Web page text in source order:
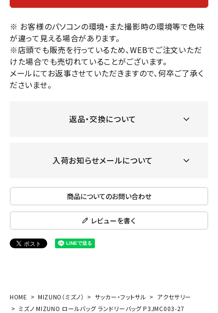
※ お客様のパソコンの環境・また撮影時の環境等で色味
が違って見える場合があります。
※店頭でも販売を行っているため、WEBでご注文いただ
けた場合でも売切れていることがございます。
メールにてお返事させていただきますので、何卒ご了承く
ださいませ。
返品・交換について
入荷お知らせメールについて
商品についてのお問い合わせ
レビューを書く
HOME MIZUNO（ミズノ） サッカー・フットサル
アクセサリー
ミズノ MIZUNO ロールバッグ ランドリーバッグ P3JMC003-27